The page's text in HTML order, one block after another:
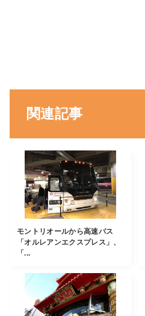
関連記事
モントリオールから高速バス
「オルレアンエクスプレス」、
「...